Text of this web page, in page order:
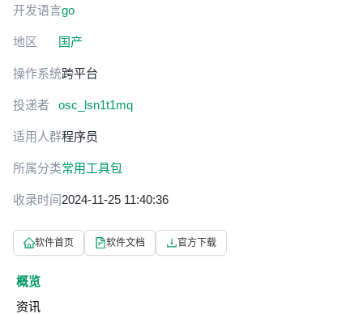
开发语言go
地区 国产
操作系统跨平台
投递者 osc_lsn1t1mq
适用人群程序员
所属分类常用工具包
收录时间2024-11-25 11:40:36
软件首页 软件文档 官方下载
概览
资讯